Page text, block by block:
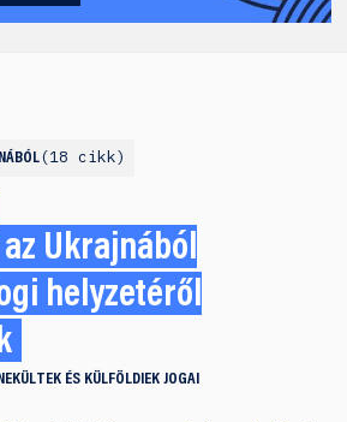
18 cikk
Ukrajnából
helyzetéről
ÉS KÜLFÖLDIEK JOGAI